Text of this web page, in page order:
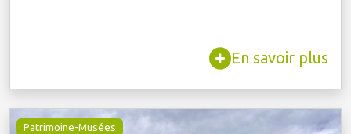
En savoir plus
Patrimoine-Musées